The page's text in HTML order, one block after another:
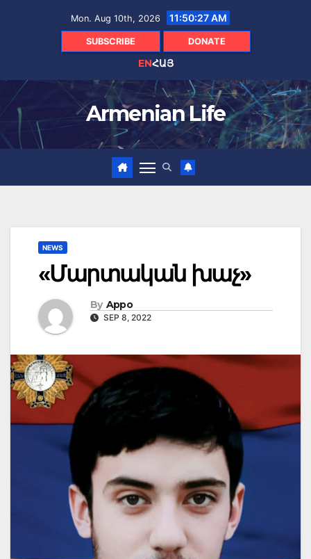
Mon. Aug 10th, 2026 11:50:28 AM
SUBSCRIBE DONATE
ENՀԱՅ
Armenian Life
NEWS
«Մարտական խաչ»
By Appo
SEP 8, 2022